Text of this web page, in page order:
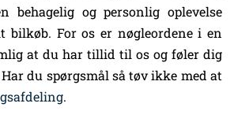
behagelig og personlig oplevelse
bilkøb. For os er nøgleordene i en
at du har tillid til os og føler dig
du spørgsmål så tøv ikke med at
.